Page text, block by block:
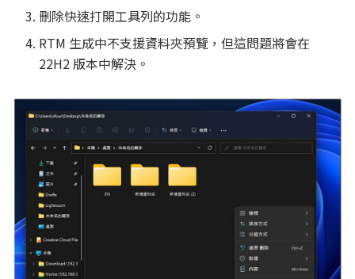
刪除快速打開工具列的功能。
RTM 生成中不支援資料夾預覽，但這問題將會在
22H2 版本中解決。